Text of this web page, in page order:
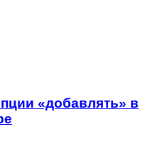
«добавлять» в